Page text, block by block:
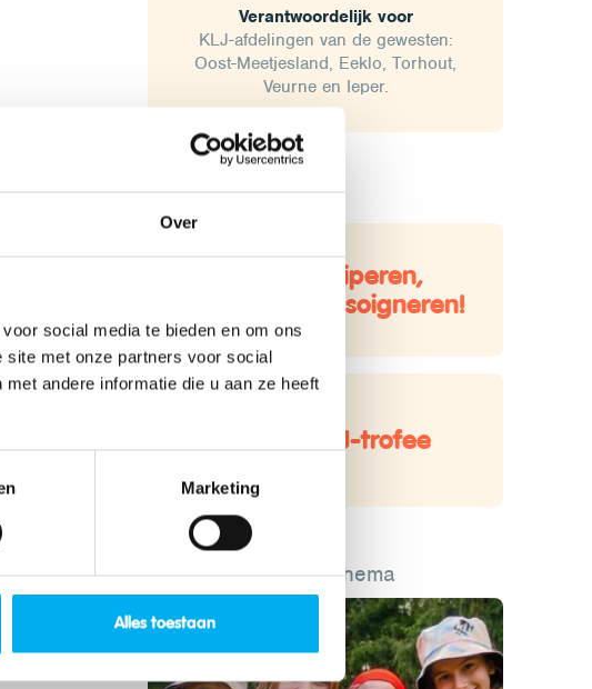
Over
social media te bieden en om ons
site met onze partners voor social
andere informatie die u aan ze heeft
Marketing
Alles toestaan
Verantwoordelijk voor
KLJ-afdelingen van de gewesten:
Oost-Meetjesland, Eeklo, Torhout,
Veurne en Ieper.
Ook interessant?
-12: participeren,
motiveren en soigneren!
Win de KLJ-trofee
Lees meer over dit thema